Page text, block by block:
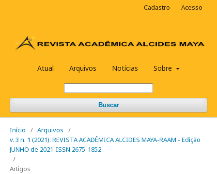
Atual Arquivos Notícias Sobre
Buscar
Cadastro Acesso
Início / Arquivos
/
v. 3 n. 1 (2021): REVISTA ACADÊMICA ALCIDES MAYA-RAAM - Edição
JUNHO de 2021-ISSN 2675-1852
/
Artigos